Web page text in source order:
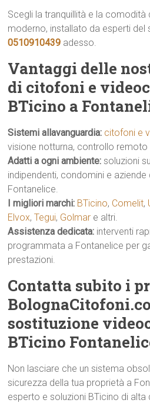
Scegli la tranquillità e la comodità
moderno, installato da esperti del
0510910439 adesso.
Vantaggi delle
di citofoni e
BTicino a
Sistemi allavanguardia: citofoni e
visione notturna, controllo
Adatti a ogni ambiente: soluzioni
indipendenti, condomini e
Fontanelice.
I migliori marchi: BTicino, Comelit,
Elvox,Tegui, Golmar e altri.
Assistenza dedicata: interventi
programmata a Fontanelice per
prestazioni.
Contatta subito i
sostituzione
BTicino
Non lasciare che un sistema
sicurezza della tua proprietà a
esperto e soluzioni BTicino di